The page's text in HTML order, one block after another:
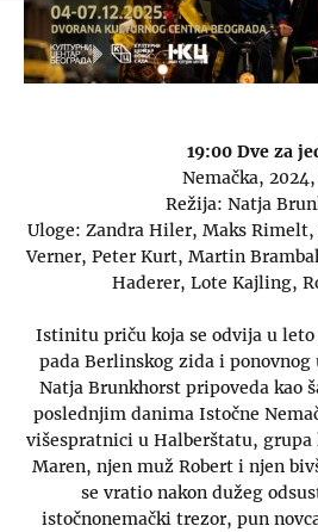
19:00 Dve za
Nemačka, 2024,
Režija: Natja
Uloge: Zandra Hiler, Maks
Verner, Peter Kurt, Martin
Haderer, Lote Kajling,
Istinitu priču koja se odvija u
pada Berlinskog zida i ponovnog
Natja Brunkhorst pripoveda kao
poslednjim danima Istočne
višespratnici u Halberštatu, grupa
Maren, njen muž Robert i njen
se vratio nakon dužeg
istočnonemački trezor, pun